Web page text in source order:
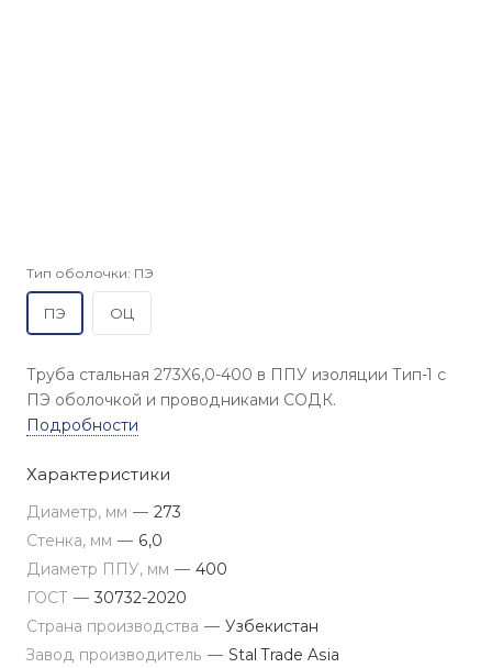
Тип оболочки: ПЭ
ПЭ ОЦ
Труба стальная 273X6,0-400 в ППУ изоляции Тип-1 с
ПЭ оболочкой и проводниками СОДК.
Подробности
Характеристики
Диаметр, мм — 273
Стенка, мм — 6,0
Диаметр ППУ, мм — 400
ГОСТ — 30732-2020
Страна производства — Узбекистан
Завод производитель — Stal Trade Asia